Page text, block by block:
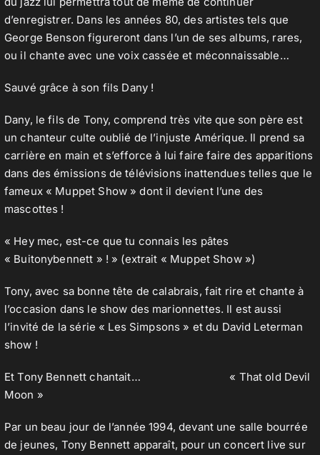
d’enregistrer. Dans les années 80, des artistes tels que
George Benson figureront dans l’un de ses albums, rares,
ou il chante avec une voix cassée et méconnaissable…
Sauvé grâce à son fils Dany !
Dany, le fils de Tony, comprend très vite que son père est
un chanteur culte oublié de l’injuste Amérique. Il prend sa
carrière en main et s’efforce à lui faire faire des apparitions
dans des émissions de télévisions inattendues telles que le
fameux « Muppet Show » dont il devient l’une des
mascottes !
« Hey mec, est-ce que tu connais les pâtes
« Buitonybennett » ! » (extrait « Muppet Show »)
Tony, avec sa bonne tête de calabrais, fait rire et chante à
l’occasion dans le show des marionnettes. Il est aussi
l’invité de la série « Les Simpsons » et du David Leterman
show !
Et Tony Bennett chantait… « That old Devil
Moon »
Par un beau jour de l’année 1994, devant une salle bourrée
de jeunes, Tony Bennett apparaît, pour un concert live sur